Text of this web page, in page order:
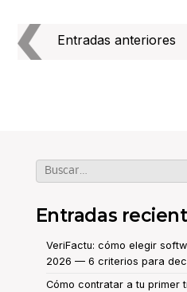
Navegación
de
Entradas anteriores
Buscar:
Entradas
VeriFactu: cómo elegir
2026 — 6 criterios para
Cómo contratar a tu primer